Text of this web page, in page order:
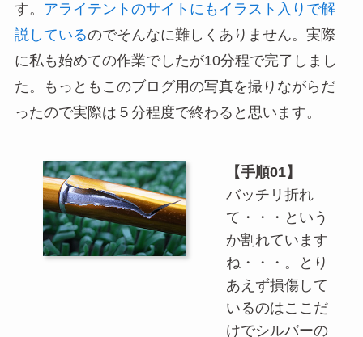
す。 アライテントのサイトにもイラスト入りで解
説しているのでそんなに難しくありません。実際
に私も始めての作業でしたが10分程で完了しまし
た。もっともこのブログ用の写真を撮りながらだ
ったので実際は５分程度で終わると思います。
【手順01】
バッチリ折れ
て・・・という
か割れています
ね・・・。とり
あえず損傷して
いるのはここだ
けでシルバーの